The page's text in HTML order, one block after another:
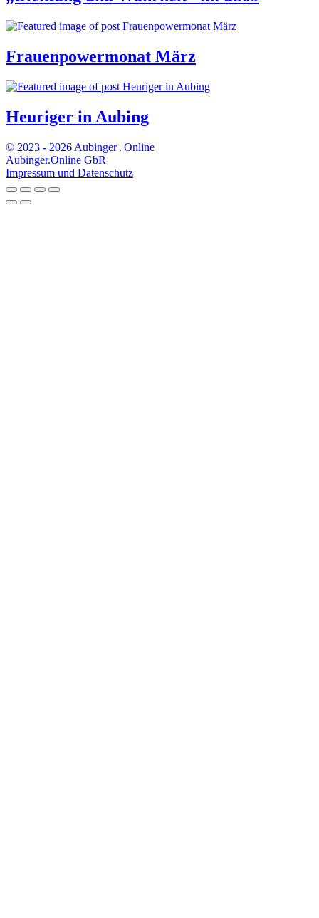
Frauenpowermonat März
Heuriger in Aubing
© 2023 - 2026 Aubinger . Online
Aubinger.Online GbR
Impressum und Datenschutz